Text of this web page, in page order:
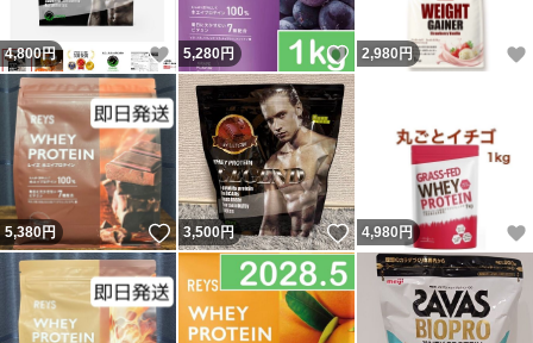
4,800円 いいね！
5,280円 いいね！
2,980 円
5,380円 いいね！
3,500円 いいね！
4,980 円